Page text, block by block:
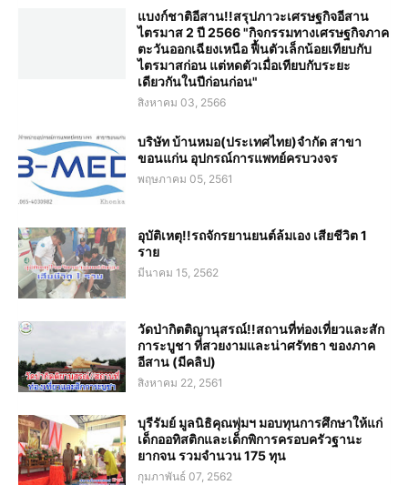
แบงก์ชาติอีสาน!!สรุปภาวะเศรษฐกิจอีสาน
ไตรมาส 2 ปี 2566 "กิจกรรมทางเศรษฐกิจภาค
ตะวันออกเฉียงเหนือ ฟื้นตัวเล็กน้อยเทียบกับ
ไตรมาสก่อน แต่หดตัวเมื่อเทียบกับระยะ
เดียวกันในปีก่อนก่อน"
สิงหาคม 03, 2566
บริษัท บ้านหมอ(ประเทศไทย)จำกัด สาขา
ขอนแก่น อุปกรณ์การแพทย์ครบวงจร
พฤษภาคม 05, 2561
อุบัติเหตุ!!รถจักรยานยนต์ล้มเอง เสียชีวิต 1
ราย
มีนาคม 15, 2562
วัดป่ากิตติญานุสรณ์!!สถานที่ท่องเที่ยวและสัก
การะบูชา ที่สวยงามและน่าศรัทธา ของภาค
อีสาน (มีคลิป)
สิงหาคม 22, 2561
บุรีรัมย์ มูลนิธิคุณพุ่มฯ มอบทุนการศึกษาให้แก่
เด็กออทิสติกและเด็กพิการครอบครัวฐานะ
ยากจน รวมจำนวน 175 ทุน
กุมภาพันธ์ 07, 2562